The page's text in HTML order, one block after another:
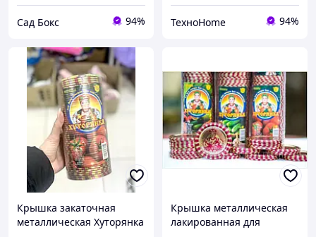
Сад Бокс 94% ТехноHome 94%
Крышка закаточная
металлическая Хуторянка
Крышка металлическая
лакированная для